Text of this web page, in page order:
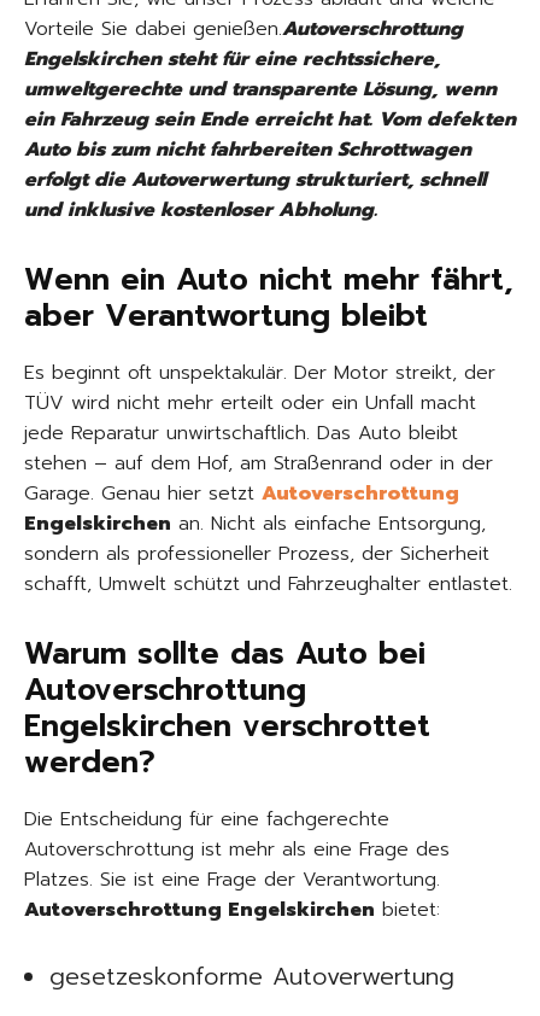
Vorteile Sie dabei genießen.Autoverschrottung
Engelskirchen steht für eine rechtssichere,
umweltgerechte und transparente Lösung, wenn
ein Fahrzeug sein Ende erreicht hat. Vom defekten
Auto bis zum nicht fahrbereiten Schrottwagen
erfolgt die Autoverwertung strukturiert, schnell
und inklusive kostenloser Abholung.
Wenn ein Auto nicht mehr fährt,
aber Verantwortung bleibt
Es beginnt oft unspektakulär. Der Motor streikt, der
TÜV wird nicht mehr erteilt oder ein Unfall macht
jede Reparatur unwirtschaftlich. Das Auto bleibt
stehen – auf dem Hof, am Straßenrand oder in der
Garage. Genau hier setzt Autoverschrottung
Engelskirchen an. Nicht als einfache Entsorgung,
sondern als professioneller Prozess, der Sicherheit
schafft, Umwelt schützt und Fahrzeughalter entlastet.
Warum sollte das Auto bei
Autoverschrottung
Engelskirchen verschrottet
werden?
Die Entscheidung für eine fachgerechte
Autoverschrottung ist mehr als eine Frage des
Platzes. Sie ist eine Frage der Verantwortung.
Autoverschrottung Engelskirchen bietet:
gesetzeskonforme Autoverwertung